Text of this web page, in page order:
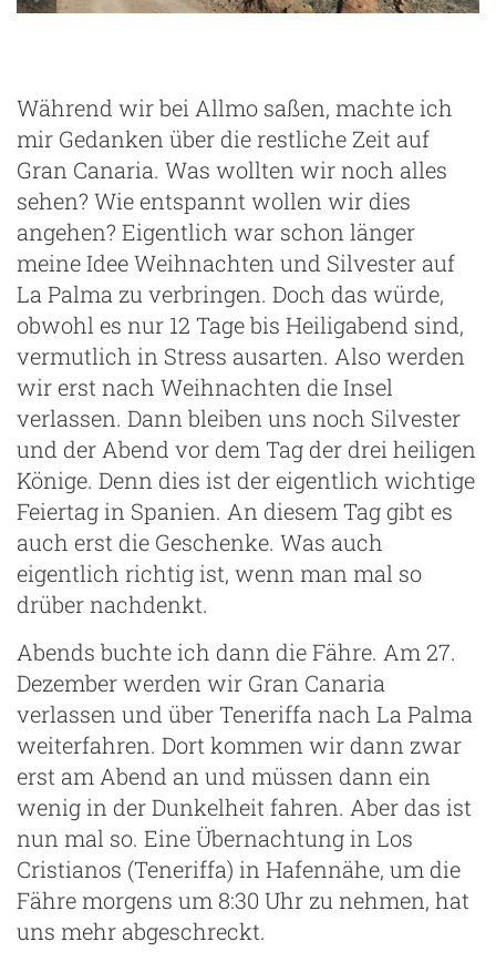
Während wir bei Allmo saßen, machte ich
mir Gedanken über die restliche Zeit auf
Gran Canaria. Was wollten wir noch alles
sehen? Wie entspannt wollen wir dies
angehen? Eigentlich war schon länger
meine Idee Weihnachten und Silvester auf
La Palma zu verbringen. Doch das würde,
obwohl es nur 12 Tage bis Heiligabend sind,
vermutlich in Stress ausarten. Also werden
wir erst nach Weihnachten die Insel
verlassen. Dann bleiben uns noch Silvester
und der Abend vor dem Tag der drei heiligen
Könige. Denn dies ist der eigentlich wichtige
Feiertag in Spanien. An diesem Tag gibt es
auch erst die Geschenke. Was auch
eigentlich richtig ist, wenn man mal so
drüber nachdenkt.
Abends buchte ich dann die Fähre. Am 27.
Dezember werden wir Gran Canaria
verlassen und über Teneriffa nach La Palma
weiterfahren. Dort kommen wir dann zwar
erst am Abend an und müssen dann ein
wenig in der Dunkelheit fahren. Aber das ist
nun mal so. Eine Übernachtung in Los
Cristianos (Teneriffa) in Hafennähe, um die
Fähre morgens um 8:30 Uhr zu nehmen, hat
uns mehr abgeschreckt.